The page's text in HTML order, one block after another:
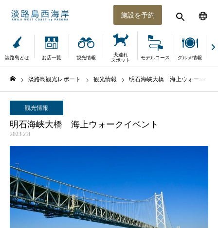
施設を予約
淡路島とは お店一覧 観光情報
犬連れ
スポット
モデルコース グルメ情報
淡路島観光レポート 観光情報 明石海峡大橋 海上ウォークイベント
観光情報
明石海峡大橋 海上ウォークイベント
2023.2.8